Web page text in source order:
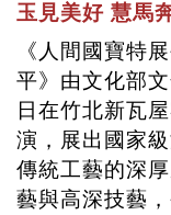
玉見美好 慧馬
《人間國寶特展
平》由文化部
日在竹北新瓦
演，展出國家
傳統工藝的深
藝與高深技藝，